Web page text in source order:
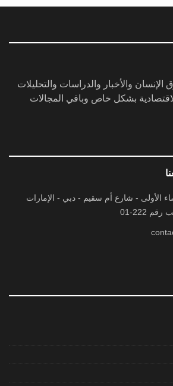
والأخبار والدراسات والتحليلات
بشكل خاص وباقي المجالات
الأولى - شارع أم سقيم - دبي - الإمارات
222-01